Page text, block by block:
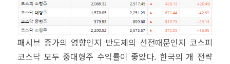
패시브 증가의 영향인지 반도체의 선전때문인지 코스피
코스닥 모두 중대형주 수익률이 좋았다. 한국의 개 전략